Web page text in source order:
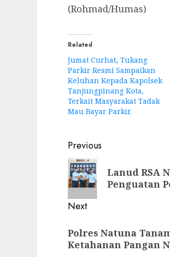
(Rohmad/Humas)
Related
Jumat Curhat, Tukang
Parkir Resmi Sampaikan
Keluhan Kepada Kapolsek
Tanjungpinang Kota,
Terkait Masyarakat Tadak
Mau Bayar Parkir.
Post
navigation
Previous
Previous
post:
Lanud RSA
Penguatan
Next
post:
Polres Natuna
Ketahanan Pangan